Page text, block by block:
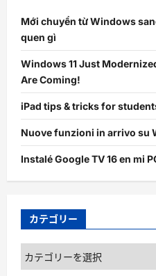
Mới chuyển từ Windows
quen gì
Windows 11 Just
Are Coming!
iPad tips & tricks for
Nuove funzioni in arrivo su
Instalé Google TV 16 en mi
カテゴリー
カ
テ